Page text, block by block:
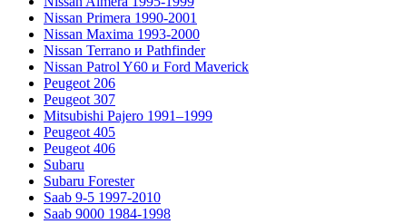
Nissan Primera 1990-2001
Nissan Maxima 1993-2000
Nissan Terrano и Pathfinder
Nissan Patrol Y60 и Ford Maverick
Peugeot 206
Peugeot 307
Mitsubishi Pajero 1991–1999
Peugeot 405
Peugeot 406
Subaru
Subaru Forester
Saab 9-5 1997-2010
Saab 9000 1984-1998